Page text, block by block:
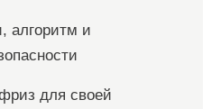
алгоритм и
для своей